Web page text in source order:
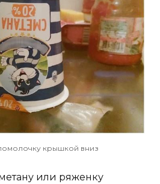
крышкой вниз
или ряженку